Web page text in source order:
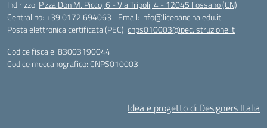
Indirizzo: P.zza Don M. Picco, 6 - Via Tripoli, 4 - 12045 Fossano (CN)
Centralino:+39 0172 694063 Email: info@liceoancina.edu.it
Posta elettronica certificata (PEC):cnps010003@pec.istruzione.it
Codice fiscale: 83003190044
Codice meccanografico: CNPS010003
Idea e progetto di Designers Italia